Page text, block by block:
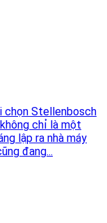
chọn Stellenbosch
chỉ là một
lập ra nhà máy
đang...